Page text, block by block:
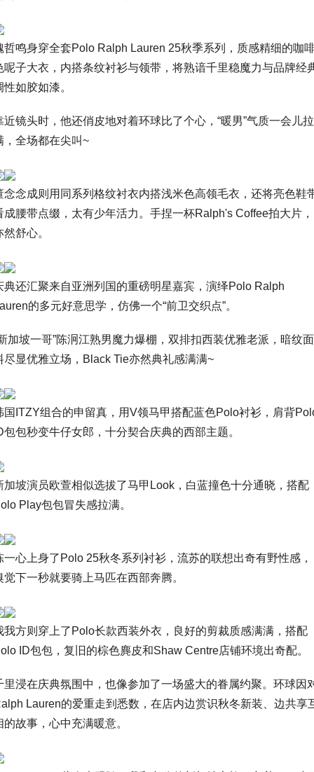
哲鸣身穿全套Polo Ralph Lauren 25秋季系列，质感精细的咖
呢子大衣，内搭条纹衬衫与领带，将熟谙千里稳魔力与品牌经
性如胶如漆。
近镜头时，他还俏皮地对着环球比了个心，“暖男”气质一会儿拉
，全场都在尖叫~
念念成则用同系列格纹衬衣内搭浅米色高领毛衣，还将亮色鞋
成腰带点缀，太有少年活力。手捏一杯Ralph's Coffee拍大片，
然舒心。
典还汇聚来自亚洲列国的重磅明星嘉宾，演绎Polo Ralph
的多元好意思学，仿佛一个“前卫交织点”。
加坡一哥”陈泂江熟男魔力爆棚，双排扣西装优雅老派，暗纹面
尽显优雅立场，Black Tie亦然典礼感满满~
国ITZY组合的申留真，用V领马甲搭配蓝色Polo衬衫，肩背
包包秒变牛仔女郎，十分契合庆典的西部主题。
加坡演员欧萱相似选拔了马甲Look，白蓝撞色十分通晓，搭配
Play包包冒失感拉满。
一心上身了Polo 25秋冬系列衬衫，流苏的联想出奇有野性感，
觉下一秒就要骑上马匹在西部奔腾。
我方则穿上了Polo长款西装外衣，良好的剪裁质感满满，搭配
ID包包，复旧的棕色麂皮和Shaw Centre店铺环境出奇配。
里浸在庆典氛围中，也像参加了一场盛大的眷属约聚。环球因
Lauren的爱重走到悉数，在店内边赏识秋冬新装、边共享
的故事，心中充满暖意。